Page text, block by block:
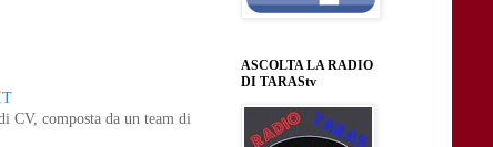
CV, composta da un team di
ASCOLTA LA RADIO
DI TARAStv